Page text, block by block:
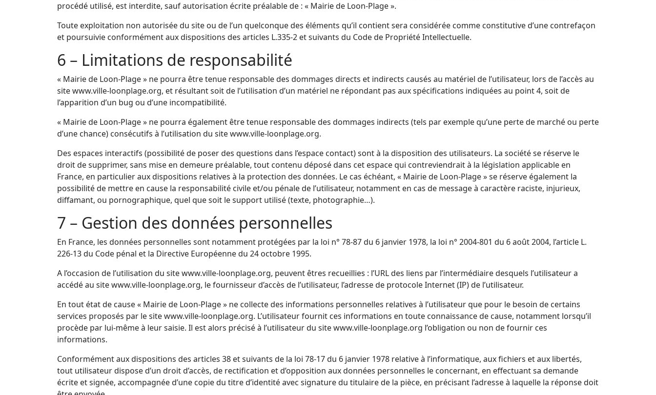
procédé utilisé, est interdite, sauf autorisation écrite préalable de : « Mairie de Loon-Plage ».
Toute exploitation non autorisée du site ou de l’un quelconque des éléments qu’il contient sera considérée comme constitutive d’une contrefaçon
et poursuivie conformément aux dispositions des articles L.335-2 et suivants du Code de Propriété Intellectuelle.
6 – Limitations de responsabilité
« Mairie de Loon-Plage » ne pourra être tenue responsable des dommages directs et indirects causés au matériel de l’utilisateur, lors de l’accès au
site www.ville-loonplage.org, et résultant soit de l’utilisation d’un matériel ne répondant pas aux spécifications indiquées au point 4, soit de
l’apparition d’un bug ou d’une incompatibilité.
« Mairie de Loon-Plage » ne pourra également être tenue responsable des dommages indirects (tels par exemple qu’une perte de marché ou perte
d’une chance) consécutifs à l’utilisation du site www.ville-loonplage.org.
Des espaces interactifs (possibilité de poser des questions dans l’espace contact) sont à la disposition des utilisateurs. La société se réserve le
droit de supprimer, sans mise en demeure préalable, tout contenu déposé dans cet espace qui contreviendrait à la législation applicable en
France, en particulier aux dispositions relatives à la protection des données. Le cas échéant, « Mairie de Loon-Plage » se réserve également la
possibilité de mettre en cause la responsabilité civile et/ou pénale de l’utilisateur, notamment en cas de message à caractère raciste, injurieux,
diffamant, ou pornographique, quel que soit le support utilisé (texte, photographie…).
7 – Gestion des données personnelles
En France, les données personnelles sont notamment protégées par la loi n° 78-87 du 6 janvier 1978, la loi n° 2004-801 du 6 août 2004, l’article L.
226-13 du Code pénal et la Directive Européenne du 24 octobre 1995.
A l’occasion de l’utilisation du site www.ville-loonplage.org, peuvent êtres recueillies : l’URL des liens par l’intermédiaire desquels l’utilisateur a
accédé au site www.ville-loonplage.org, le fournisseur d’accès de l’utilisateur, l’adresse de protocole Internet (IP) de l’utilisateur.
En tout état de cause « Mairie de Loon-Plage » ne collecte des informations personnelles relatives à l’utilisateur que pour le besoin de certains
services proposés par le site www.ville-loonplage.org. L’utilisateur fournit ces informations en toute connaissance de cause, notamment lorsqu’il
procède par lui-même à leur saisie. Il est alors précisé à l’utilisateur du site www.ville-loonplage.org l’obligation ou non de fournir ces
informations.
Conformément aux dispositions des articles 38 et suivants de la loi 78-17 du 6 janvier 1978 relative à l’informatique, aux fichiers et aux libertés,
tout utilisateur dispose d’un droit d’accès, de rectification et d’opposition aux données personnelles le concernant, en effectuant sa demande
écrite et signée, accompagnée d’une copie du titre d’identité avec signature du titulaire de la pièce, en précisant l’adresse à laquelle la réponse doit